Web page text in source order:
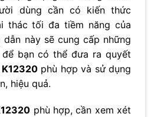
dùng cần có kiến thức
thác tối đa tiềm năng của
này sẽ cung cấp những
bạn có thể đưa ra quyết
phù hợp và sử dụng
hiệu quả.
phù hợp, cần xem xét